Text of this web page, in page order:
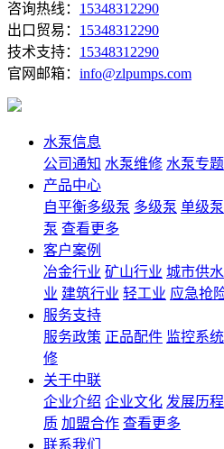
咨询热线： 15348312290
出口贸易： 15348312290
技术支持： 15348312290
官网邮箱： info@zlpumps.com
水泵信息
公司通知 水泵维修 水泵专题
产品中心
自平衡多级泵 多级泵 单级泵
泵 查看更多
客户案例
冶金行业 矿山行业 城市供水
业 建筑行业 轻工业 应急抢
服务支持
服务政策 正品配件 监控系统
修
关于中联
企业介绍 企业文化 发展历程
质 加盟合作 查看更多
联系我们